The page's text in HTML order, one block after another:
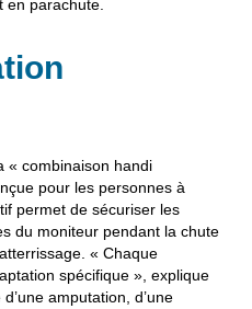
en parachute.
« combinaison handi
pour les personnes à
permet de sécuriser les
du moniteur pendant la chute
« Chaque
spécifique », explique
amputation, d’une